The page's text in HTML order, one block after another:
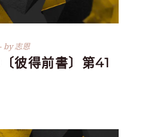
by志恩
彼得前書〕第41